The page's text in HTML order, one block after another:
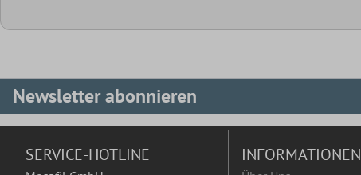
Newsletter abonnieren
SERVICE-HOTLINE INFORMATIONEN